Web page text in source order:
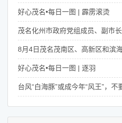
好心茂名•每日一图 | 霹雳滚烫
茂名化州市政府党组成员、副市
8月4日茂名茂南区、高新区和滨
好心茂名•每日一图 | 逐羽
台风“白海豚”或成今年“风王”，